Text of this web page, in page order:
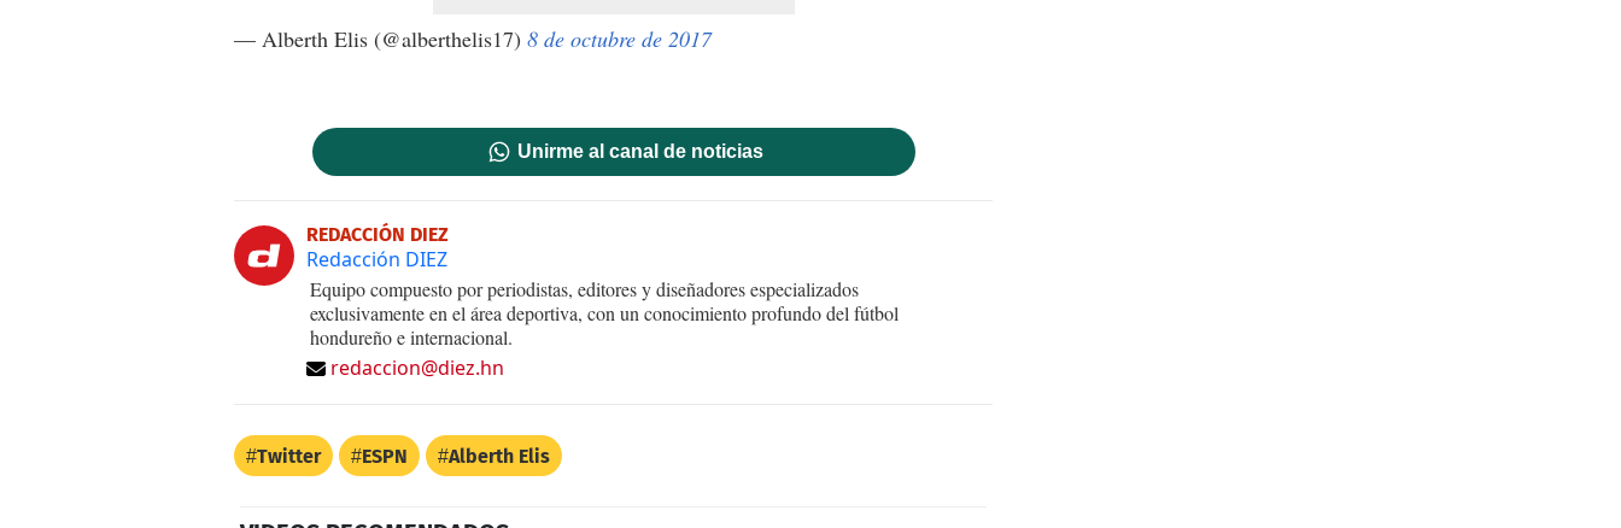
— Alberth Elis (@alberthelis17) 8 de octubre de 2017
Unirme al canal de noticias
REDACCIÓN DIEZ
Redacción DIEZ
Equipo compuesto por periodistas, editores y diseñadores especializados
exclusivamente en el área deportiva, con un conocimiento profundo del fútbol
hondureño e internacional.
redaccion@diez.hn
Twitter ESPN Alberth Elis